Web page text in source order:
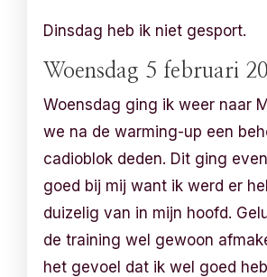
Dinsdag heb ik niet gesport.
Woensdag 5 februari
Woensdag ging ik weer naar
we na de warming-up een
cadioblok deden. Dit ging
goed bij mij want ik werd er
duizelig van in mijn hoofd.
de training wel gewoon
het gevoel dat ik wel goed